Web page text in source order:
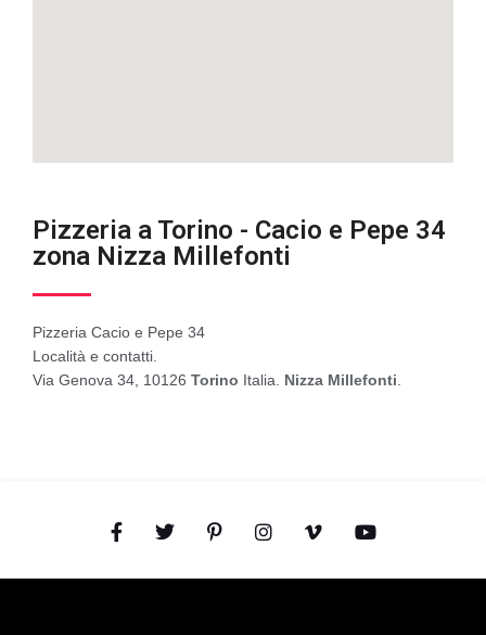
Pizzeria a Torino - Cacio e Pepe 34
zona Nizza Millefonti
Pizzeria Cacio e Pepe 34
Località e contatti.
Via Genova 34, 10126 Torino Italia. Nizza Millefonti